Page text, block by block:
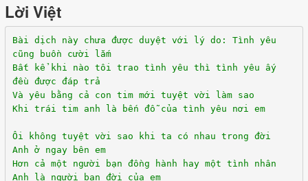
Lời Việt
Bài dịch này chưa được duyệt với lý do: Tình yêu
cũng buồn cười lắm
Bất kể khi nào tôi trao tình yêu thì tình yêu ấy
đều được đáp trả
Và yêu bằng cả con tim mới tuyệt vời làm sao
Khi trái tim anh là bến đỗ của tình yêu nơi em
Ôi không tuyệt vời sao khi ta có nhau trong đời
Anh ở ngay bên em
Hơn cả một người bạn đồng hành hay một tình nhân
Anh là người bạn đời của em